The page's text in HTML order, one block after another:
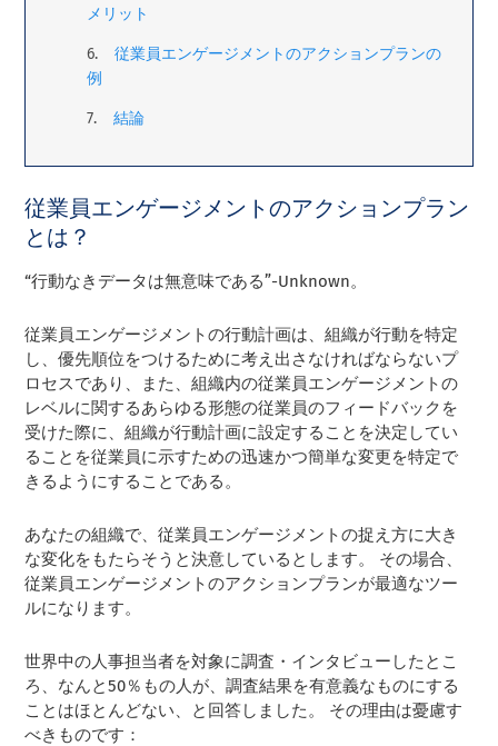
メリット
従業員エンゲージメントのアクションプランの
例
結論
従業員エンゲージメントのアクションプラン
とは？
“行動なきデータは無意味である”-Unknown。
従業員エンゲージメントの行動計画は、組織が行動を特定
し、優先順位をつけるために考え出さなければならないプ
ロセスであり、また、組織内の従業員エンゲージメントの
レベルに関するあらゆる形態の従業員のフィードバックを
受けた際に、組織が行動計画に設定することを決定してい
ることを従業員に示すための迅速かつ簡単な変更を特定で
きるようにすることである。
あなたの組織で、従業員エンゲージメントの捉え方に大き
な変化をもたらそうと決意しているとします。 その場合、
従業員エンゲージメントのアクションプランが最適なツー
ルになります。
世界中の人事担当者を対象に調査・インタビューしたとこ
ろ、なんと50％もの人が、調査結果を有意義なものにする
ことはほとんどない、と回答しました。 その理由は憂慮す
べきものです：